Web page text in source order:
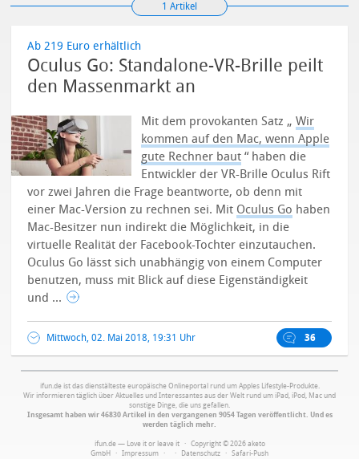
1 Artikel
Ab 219 Euro erhältlich
Oculus Go: Standalone-VR-Brille peilt
den Massenmarkt an
Mit dem provokanten Satz „Wir
kommen auf den Mac, wenn Apple
gute Rechner baut “ haben die
Entwickler der VR-Brille Oculus Rift
vor zwei Jahren die Frage beantworte, ob denn mit
einer Mac-Version zu rechnen sei. Mit Oculus Go haben
Mac-Besitzer nun indirekt die Möglichkeit, in die
virtuelle Realität der Facebook-Tochter einzutauchen.
Oculus Go lässt sich unabhängig von einem Computer
benutzen, muss mit Blick auf diese Eigenständigkeit
und ...
Mittwoch, 02. Mai 2018, 19:31 Uhr 36
ifun.de ist das dienstälteste europäische Onlineportal rund um Apples Lifestyle-Produkte.
Wir informieren täglich über Aktuelles und Interessantes aus der Welt rund um iPad, iPod, Mac und
sonstige Dinge, die uns gefallen.
Insgesamt haben wir 46830 Artikel in den vergangenen 9054 Tagen veröffentlicht. Und es
werden täglich mehr.
ifun.de — Love it or leave it · Copyright © 2026 aketo
GmbH · Impressum · · Datenschutz · Safari-Push